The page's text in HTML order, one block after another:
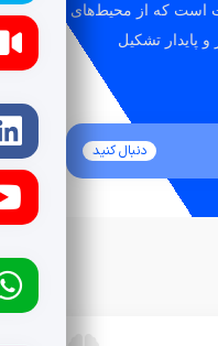
است که از محیط‌های
تشکیل
دنبال کنید